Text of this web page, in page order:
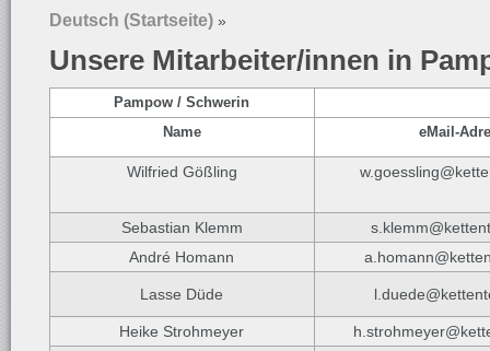
Deutsch (Startseite) »
Unsere Mitarbeiter/innen in
Pampow / Schwerin
Name
eMail-
Wilfried Gößling
Sebastian Klemm
André Homann
Lasse Düde
Heike Strohmeyer